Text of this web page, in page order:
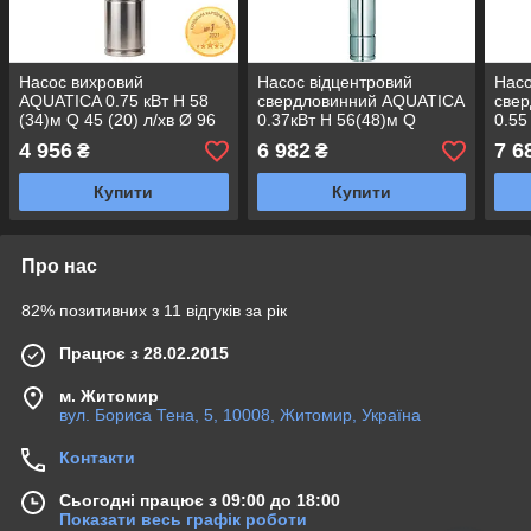
Насос вихровий
AQUATICA 0.75 кВт H 58
(34)м Q 45 (20) л/хв Ø 96
мм 10 м кабелю
4SKm100M (778311)
4 956 ₴
Купити
Насос відцентровий
свердловинний AQUATICA
0.37кВт H 56(48)м Q
55(30) л/хв Ø102 мм
(кабель 40 м) (DONGYIN)
4SEm2/8
6 982₴
Купити
0.55
(30)
40
7
Про нас
82% позитивних з 11 відгуків за рік
Працює з 28.02.2015
м. Житомир
вул. Бориса Тена, 5, 10008, Житомир, Україна
Контакти
Сьогодні працює з 09:00 до 18:00
Показати весь графік роботи